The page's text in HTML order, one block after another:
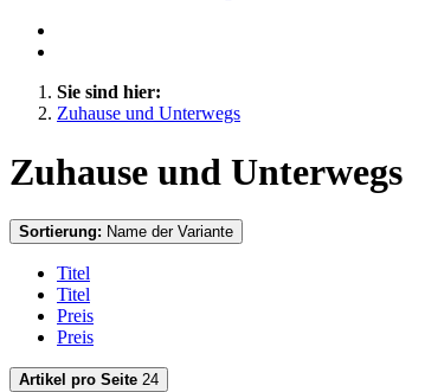
Sie sind hier:
Zuhause und Unterwegs
Zuhause und Unterwegs
Sortierung: Name der Variante
Titel
Titel
Preis
Preis
Artikel pro Seite 24